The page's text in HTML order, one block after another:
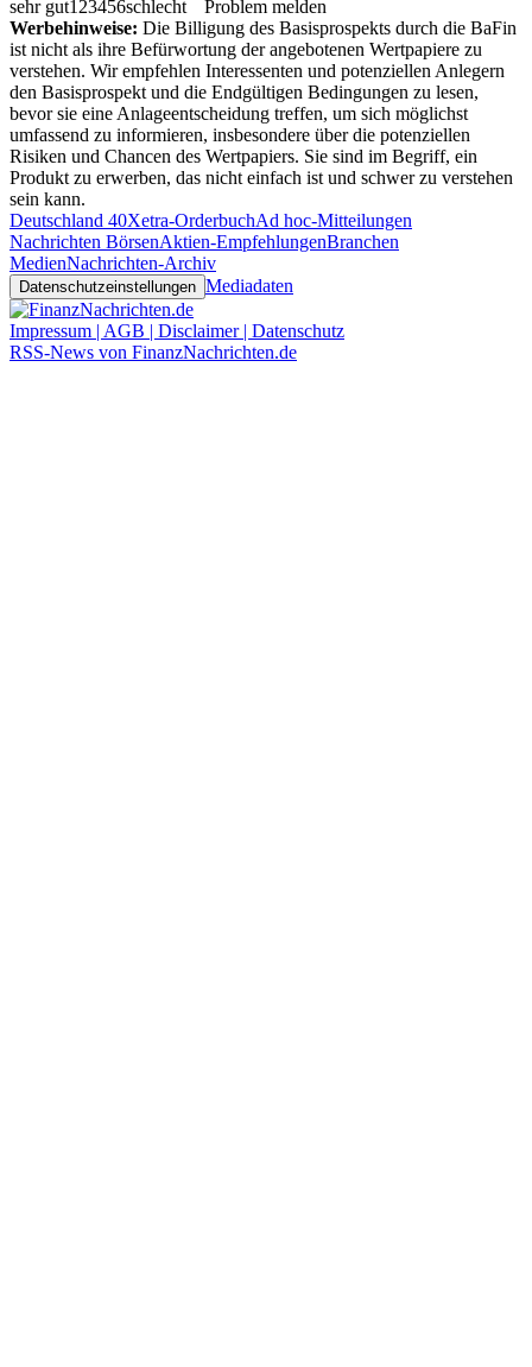
sehr gut1 23456schlecht
Problem melden
Werbehinweise: Die Billigung des Basisprospekts durch die BaFin
ist nicht als ihre Befürwortung der angebotenen Wertpapiere zu
verstehen. Wir empfehlen Interessenten und potenziellen Anlegern
den Basisprospekt und die Endgültigen Bedingungen zu lesen,
bevor sie eine Anlageentscheidung treffen, um sich möglichst
umfassend zu informieren, insbesondere über die potenziellen
Risiken und Chancen des Wertpapiers. Sie sind im Begriff, ein
Produkt zu erwerben, das nicht einfach ist und schwer zu verstehen
sein kann.
Deutschland 40Xetra-OrderbuchAd hoc-Mitteilungen
Nachrichten BörsenAktien-EmpfehlungenBranchen
MedienNachrichten-Archiv
Datenschutzeinstellungen Mediadaten
Impressum | AGB | Disclaimer | Datenschutz
RSS-News von FinanzNachrichten.de